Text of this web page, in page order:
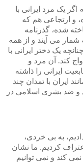
یک مرد ایرانی با
و ارتجاعی هم که
شده، گذرنامه
شمار می آیند و از همه
یک دختر ایرانی با
کند. آن مرد و
ایرانی را ذاشته
ایران با تمدان چند
و ضد بشری اسلامی در
به بی خردی،
کردیم. ما نشان
کند و نمی توانیم